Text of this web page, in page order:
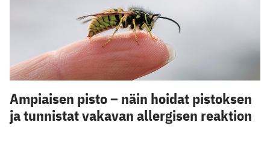
Ampiaisen pisto – näin hoidat pistoksen
ja tunnistat vakavan allergisen reaktion